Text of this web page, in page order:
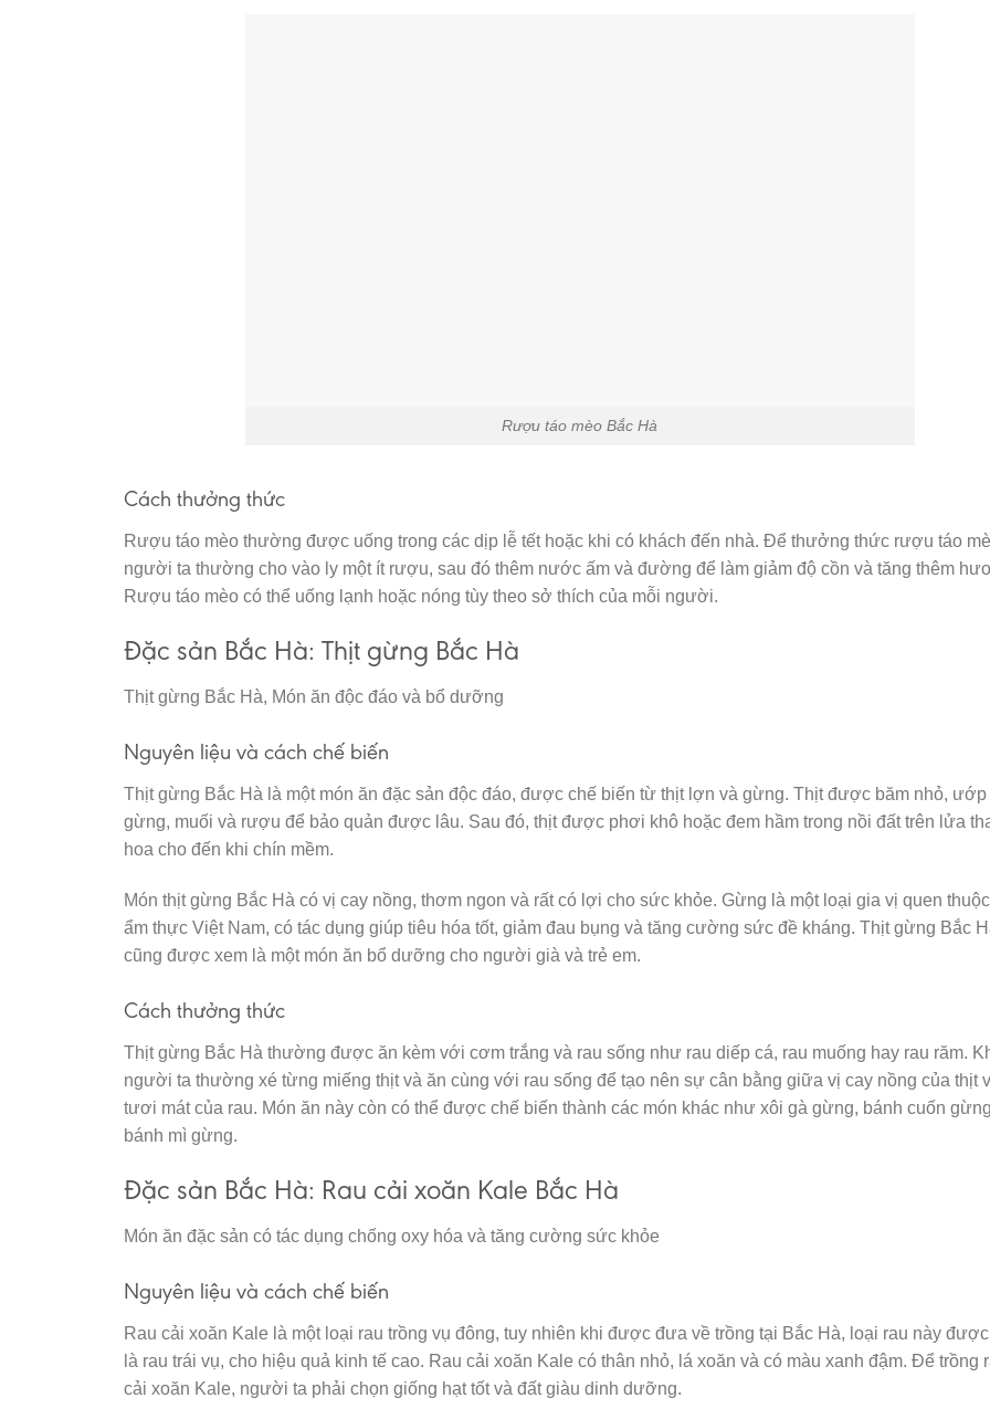
Rượu táo mèo Bắc Hà
Cách thưởng thức
Rượu táo mèo thường được uống trong các dịp lễ tết hoặc khi có khách đến nhà. Để thưởng thức rượu táo
người ta thường cho vào ly một ít rượu, sau đó thêm nước ấm và đường để làm giảm độ cồn và tăng thêm
Rượu táo mèo có thể uống lạnh hoặc nóng tùy theo sở thích của mỗi người.
Đặc sản Bắc Hà: Thịt gừng Bắc Hà
Thịt gừng Bắc Hà, Món ăn độc đáo và bổ dưỡng
Nguyên liệu và cách chế biến
Thịt gừng Bắc Hà là một món ăn đặc sản độc đáo, được chế biến từ thịt lợn và gừng. Thịt được băm nhỏ,
gừng, muối và rượu để bảo quản được lâu. Sau đó, thịt được phơi khô hoặc đem hầm trong nồi đất trên lửa
hoa cho đến khi chín mềm.
Món thịt gừng Bắc Hà có vị cay nồng, thơm ngon và rất có lợi cho sức khỏe. Gừng là một loại gia vị quen
ẩm thực Việt Nam, có tác dụng giúp tiêu hóa tốt, giảm đau bụng và tăng cường sức đề kháng. Thịt gừng Bắc
cũng được xem là một món ăn bổ dưỡng cho người già và trẻ em.
Cách thưởng thức
Thịt gừng Bắc Hà thường được ăn kèm với cơm trắng và rau sống như rau diếp cá, rau muống hay rau răm.
người ta thường xé từng miếng thịt và ăn cùng với rau sống để tạo nên sự cân bằng giữa vị cay nồng của thịt
tươi mát của rau. Món ăn này còn có thể được chế biến thành các món khác như xôi gà gừng, bánh cuốn
bánh mì gừng.
Đặc sản Bắc Hà: Rau cải xoăn Kale Bắc Hà
Món ăn đặc sản có tác dụng chống oxy hóa và tăng cường sức khỏe
Nguyên liệu và cách chế biến
Rau cải xoăn Kale là một loại rau trồng vụ đông, tuy nhiên khi được đưa về trồng tại Bắc Hà, loại rau này
là rau trái vụ, cho hiệu quả kinh tế cao. Rau cải xoăn Kale có thân nhỏ, lá xoăn và có màu xanh đậm. Để trồng
cải xoăn Kale, người ta phải chọn giống hạt tốt và đất giàu dinh dưỡng.